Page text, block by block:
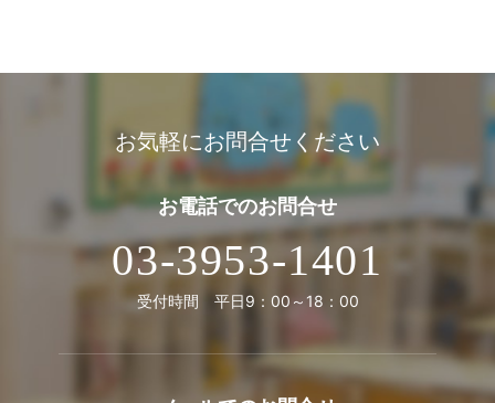
お気軽にお問合せください
お電話でのお問合せ
03-3953-1401
受付時間 平日9：00～18：00